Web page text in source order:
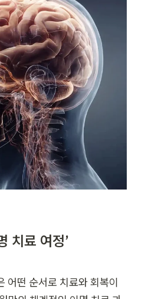
치료 여정’
어떤 순서로 치료와 회복이